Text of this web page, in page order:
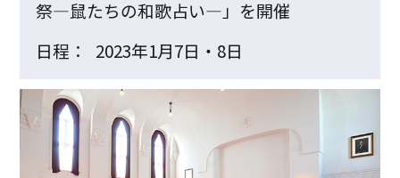
祭―鼠たちの和歌占い―」を開催
日程：
2023年1月7日・8日